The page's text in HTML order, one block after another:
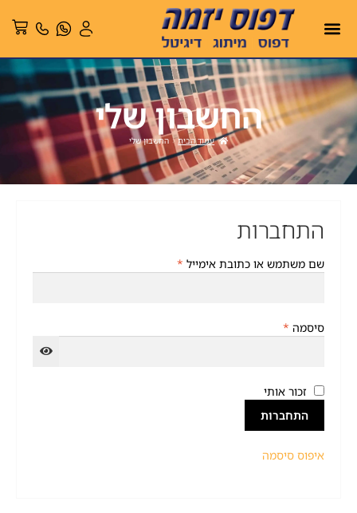
החשבון שלי
עמוד הבית החשבון שלי
התחברות
שם משתמש או כתובת אימייל *
סיסמה *
זכור אותי
התחברות
איפוס סיסמה